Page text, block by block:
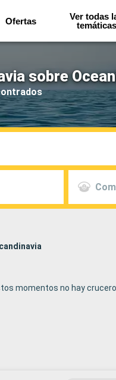
Ofertas
Ver todas
temáticas
sobre
momentos no hay